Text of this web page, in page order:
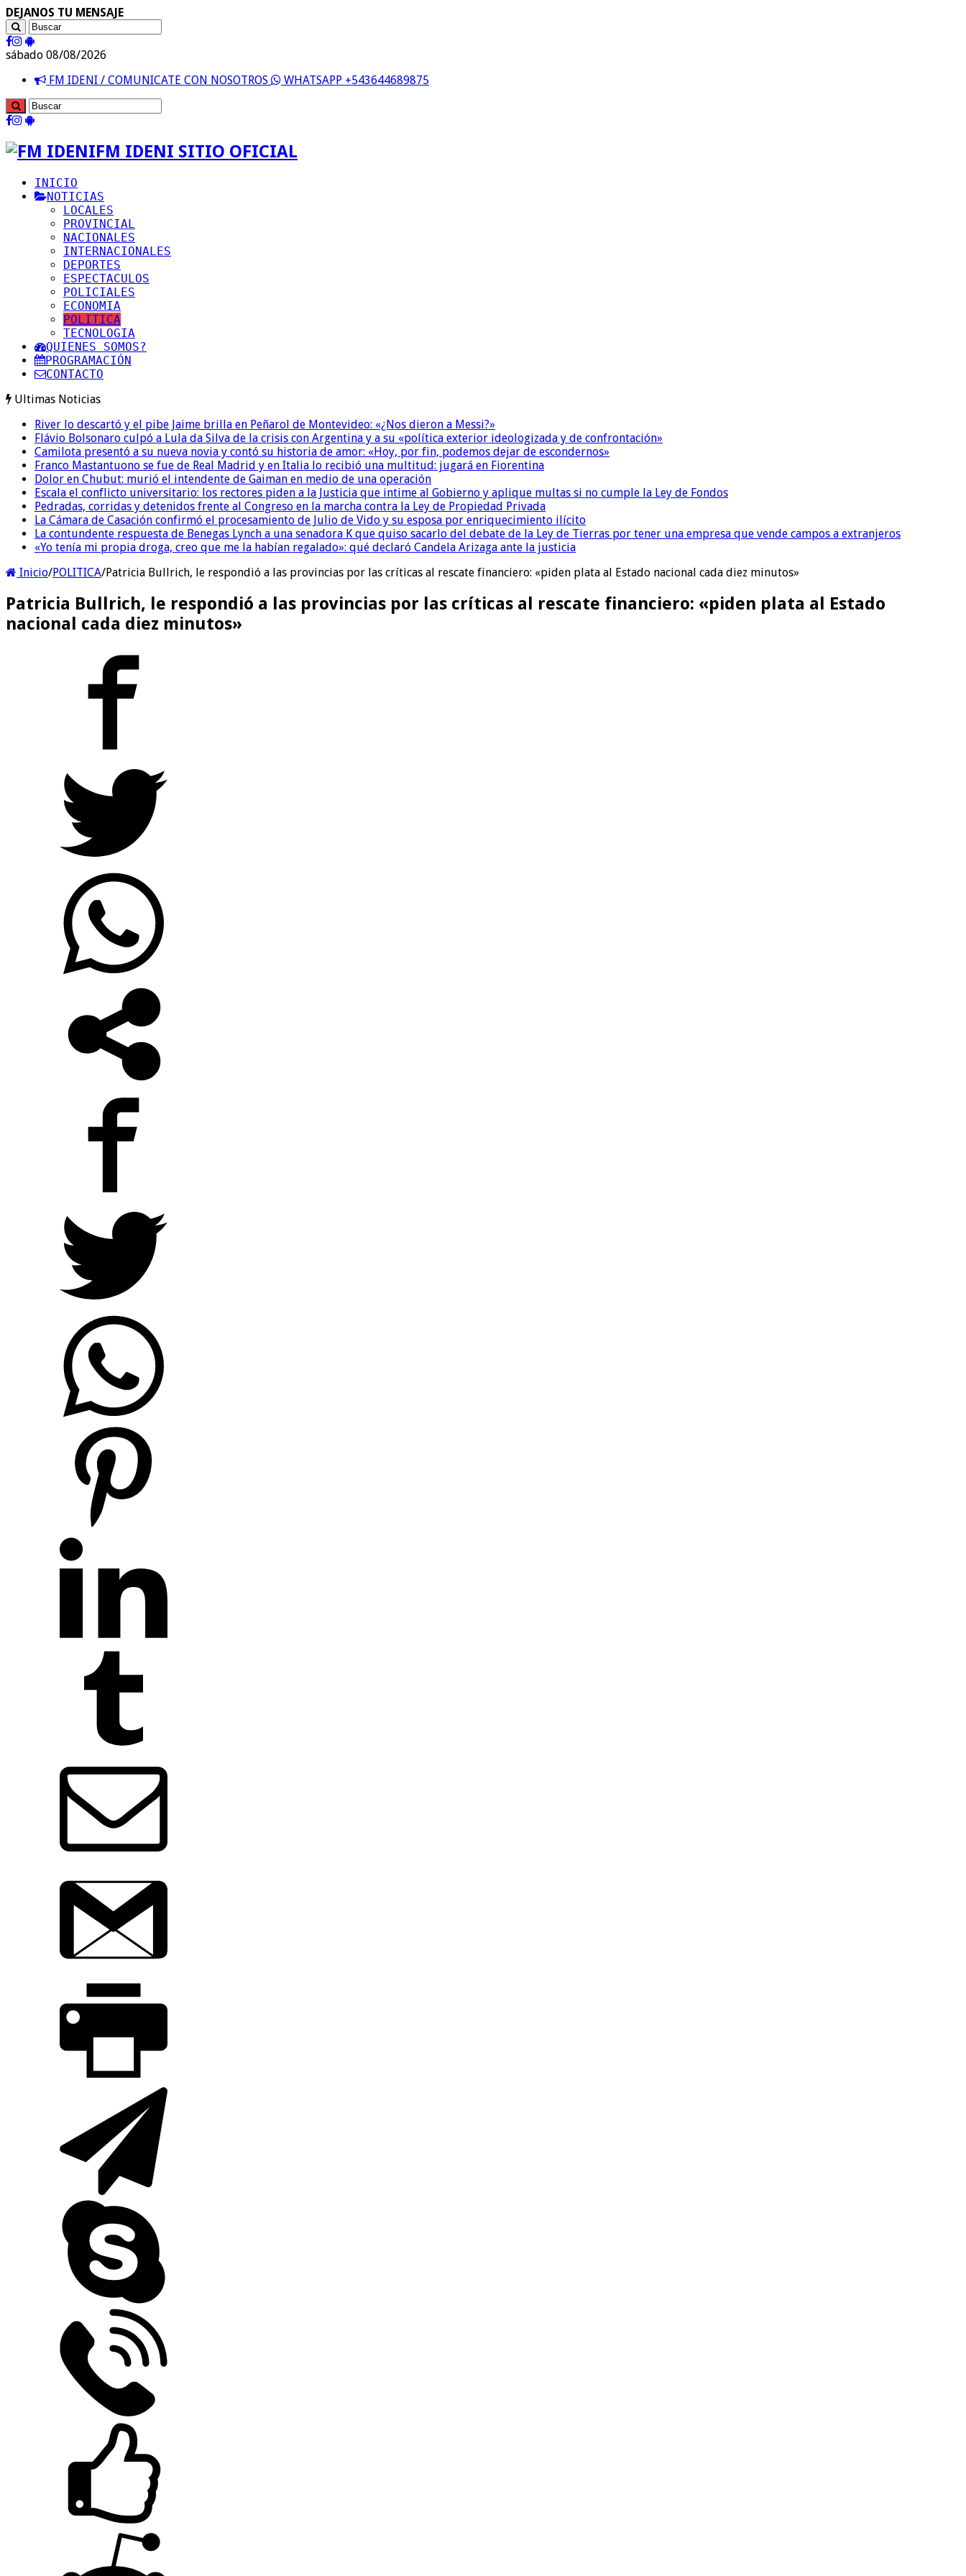
DEJANOS TU MENSAJE
sábado 08/08/2026
FM IDENI / COMUNICATE CON NOSOTROS
WHATSAPP +543644689875
FM IDENI SITIO OFICIAL
INICIO
NOTICIAS
LOCALES
PROVINCIAL
NACIONALES
INTERNACIONALES
DEPORTES
ESPECTACULOS
POLICIALES
ECONOMIA
POLITICA
TECNOLOGIA
QUIENES SOMOS?
PROGRAMACIÓN
CONTACTO
Ultimas Noticias
River lo descartó y el pibe Jaime brilla en Peñarol de Montevideo: «¿Nos dieron a Messi?»
Flávio Bolsonaro culpó a Lula da Silva de la crisis con Argentina y a su «política exterior ideologizada y de confrontación»
Camilota presentó a su nueva novia y contó su historia de amor: «Hoy, por fin, podemos dejar de escondernos»
Franco Mastantuono se fue de Real Madrid y en Italia lo recibió una multitud: jugará en Fiorentina
Dolor en Chubut: murió el intendente de Gaiman en medio de una operación
Escala el conflicto universitario: los rectores piden a la Justicia que intime al Gobierno y aplique multas si no cumple la Ley de Fondos
Pedradas, corridas y detenidos frente al Congreso en la marcha contra la Ley de Propiedad Privada
La Cámara de Casación confirmó el procesamiento de Julio de Vido y su esposa por enriquecimiento ilícito
La contundente respuesta de Benegas Lynch a una senadora K que quiso sacarlo del debate de la Ley de Tierras por tener una empresa que vende campos a extranjeros
«Yo tenía mi propia droga, creo que me la habían regalado»: qué declaró Candela Arizaga ante la justicia
Inicio/POLITICA/Patricia Bullrich, le respondió a las provincias por las críticas al rescate financiero: «piden plata al Estado nacional cada diez minutos»
Patricia Bullrich, le respondió a las provincias por las críticas al rescate financiero: «piden plata al Estado
nacional cada diez minutos»